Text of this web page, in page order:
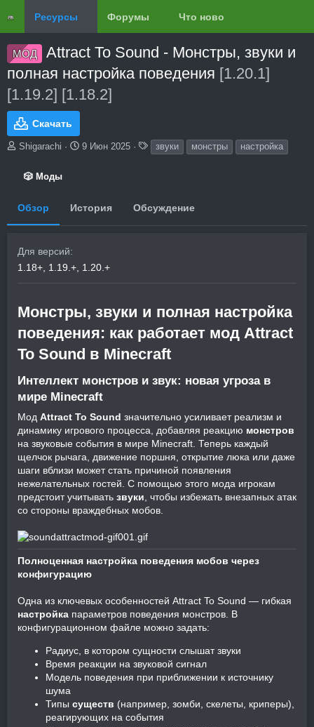
Ресурсы Форумы Что нового?
МОД
Attract To Sound - Монстры, звуки и
полная настройка поведения [1.20.1]
[1.19.2] [1.18.2]
Скачать
А
Shigarachi
Д
о
и
я
9 Июн 2025
е
звуки монстры настройка
🎲 Моды
Обзор История Обсуждение
Для версий
1.18+ 1.19.+ 1.20.+
Монстры, звуки и полная настройка
поведения: как работает мод Attract
To Sound в Minecraft
Интеллект монстров и звук: новая угроза в
мире Minecraft
Мод Attract To Sound значительно усиливает реализм и
динамику игрового процесса, добавляя реакцию монстров
на звуковые события в мире Minecraft. Теперь каждый
щелчок рычага, движение поршня, открытие люка или даже
шаги вблизи может стать причиной появления
нежелательных гостей. С помощью этого мода игрокам
предстоит учитывать звуки , чтобы избежать внезапных атак
со стороны враждебных мобов.
Полноценная настройка поведения мобов через
конфигурацию
Одна из ключевых особенностей Attract To Sound — гибкая
настройка параметров поведения монстров. В
конфигурационном файле можно задать:
Радиус, в котором сущности слышат звуки
Время реакции на звуковой сигнал
Модель поведения при приближении к источнику
шума
Типы существ (например, зомби, скелеты, криперы),
реагирующих на события